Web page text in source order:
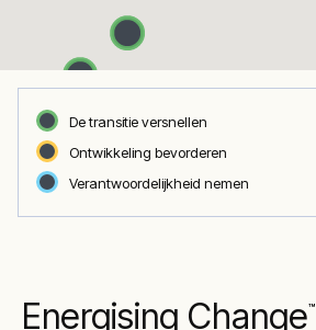
De transitie versnellen
Ontwikkeling bevorderen
Verantwoordelijkheid nemen
Energising Change™